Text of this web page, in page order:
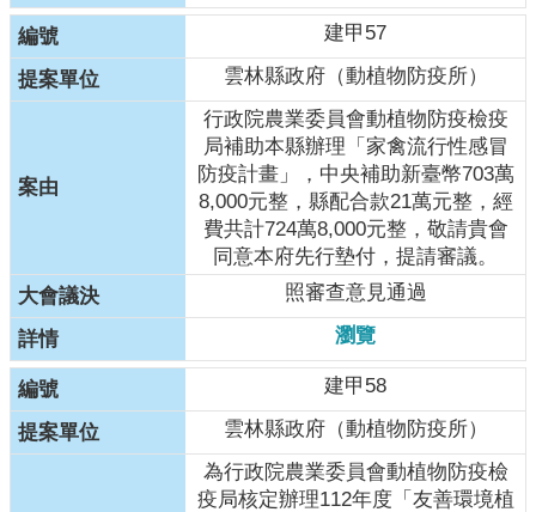
建甲57
雲林縣政府（動植物防疫所）
行政院農業委員會動植物防疫檢疫
局補助本縣辦理「家禽流行性感冒
防疫計畫」，中央補助新臺幣703萬
8,000元整，縣配合款21萬元整，經
費共計724萬8,000元整，敬請貴會
同意本府先行墊付，提請審議。
照審查意見通過
瀏覽
建甲58
雲林縣政府（動植物防疫所）
為行政院農業委員會動植物防疫檢
疫局核定辦理112年度「友善環境植